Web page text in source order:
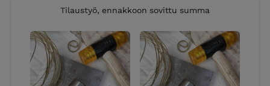
Tilaustyö, ennakkoon sovittu summa